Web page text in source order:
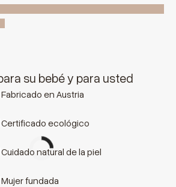
su bebé y para usted
Fabricado en Austria
Certificado ecológico
Cuidado natural de la piel
Mujer fundada